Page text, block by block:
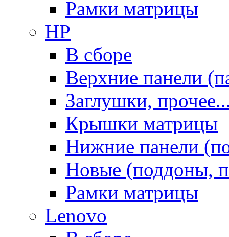
Рамки матрицы
HP
В сборе
Верхние панели
Заглушки,
Крышки матрицы
Нижние панели
Новые (поддоны,
Рамки матрицы
Lenovo